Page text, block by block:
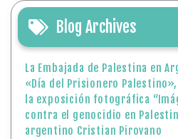
Blog Archives
La Embajada de Palestina en
«Día del Prisionero
la exposición fotográfica
contra el genocidio en
argentino Cristian Pirovano